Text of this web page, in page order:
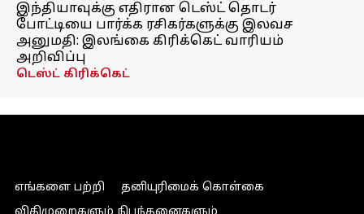
இந்தியாவுக்கு எதிரான டெஸ்ட் தொடர்
போட்டியை பார்க்க ரசிகர்களுக்கு இலவச
அனுமதி: இலங்கை கிரிக்கெட் வாரியம்
அறிவிப்பு
டெஸ்ட் கிரிக்கெட்
எங்களை பற்றி
தனியுரிமைக் கொள்கை